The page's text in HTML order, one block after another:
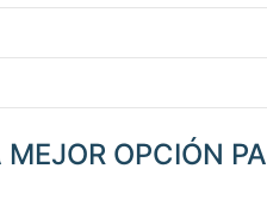
OPCIÓN